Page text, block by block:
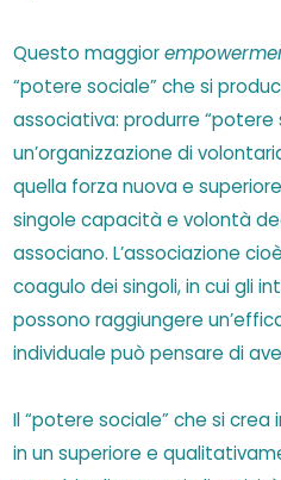
Questo maggior
“potere sociale” che si
associativa: produrre “potere
un’organizzazione di
quella forza nuova e
singole capacità e volontà
associano. L’associazione
coagulo dei singoli, in cui gli
possono raggiungere
individuale può pensare di
Il “potere sociale” che si crea
in un superiore e